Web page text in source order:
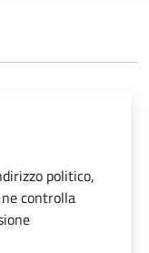
politico,
controlla